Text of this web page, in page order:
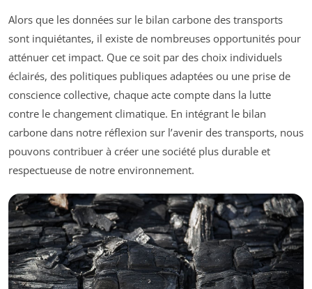
Alors que les données sur le bilan carbone des transports
sont inquiétantes, il existe de nombreuses opportunités pour
atténuer cet impact. Que ce soit par des choix individuels
éclairés, des politiques publiques adaptées ou une prise de
conscience collective, chaque acte compte dans la lutte
contre le changement climatique. En intégrant le bilan
carbone dans notre réflexion sur l’avenir des transports, nous
pouvons contribuer à créer une société plus durable et
respectueuse de notre environnement.